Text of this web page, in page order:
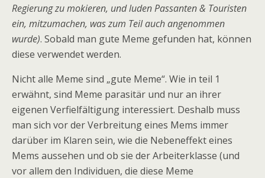
Regierung zu mokieren, und luden Passanten & Touristen
ein, mitzumachen, was zum Teil auch angenommen
wurde). Sobald man gute Meme gefunden hat, können
diese verwendet werden.
Nicht alle Meme sind „gute Meme“. Wie in teil 1
erwähnt, sind Meme parasitär und nur an ihrer
eigenen Verfielfältigung interessiert. Deshalb muss
man sich vor der Verbreitung eines Mems immer
darüber im Klaren sein, wie die Nebeneffekt eines
Mems aussehen und ob sie der Arbeiterklasse (und
vor allem den Individuen, die diese Meme